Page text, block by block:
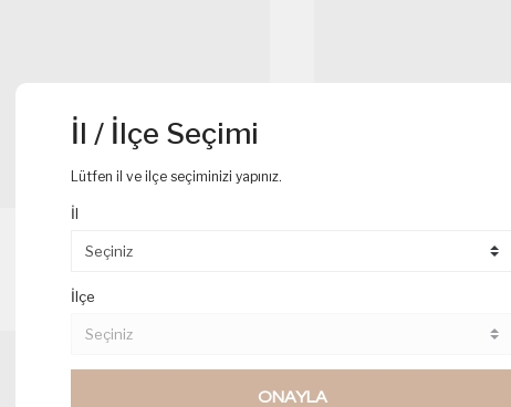
Salamlı Kanepe Pesto Kanepe
İl / İlçe Seçimi
Lütfen il ve ilçe seçiminizi yapınız.
İl
İlçe
ONAYLA